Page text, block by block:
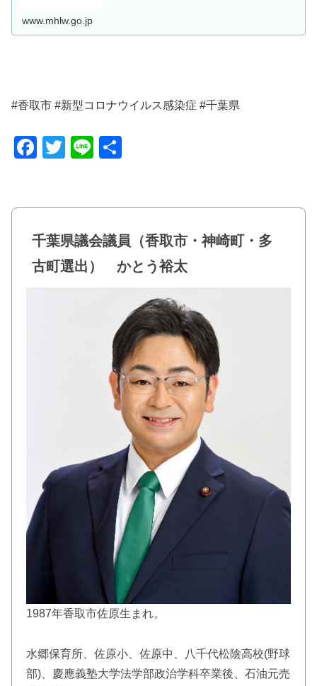
www.mhlw.go.jp
#香取市 #新型コロナウイルス感染症 #千葉県
F
e
b
o
T
er
Li
千葉県議会議員（香取市・神崎町・多
古町選出） かとう裕太
1987年香取市佐原生まれ。
水郷保育所、佐原小、佐原中、八千代松陰高校(野球
部)、慶應義塾大学法学部政治学科卒業後、石油元売